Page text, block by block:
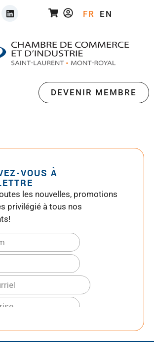
FR EN
DEVENIR MEMBRE
VOUS À
les nouvelles, promotions
privilégié à tous nos